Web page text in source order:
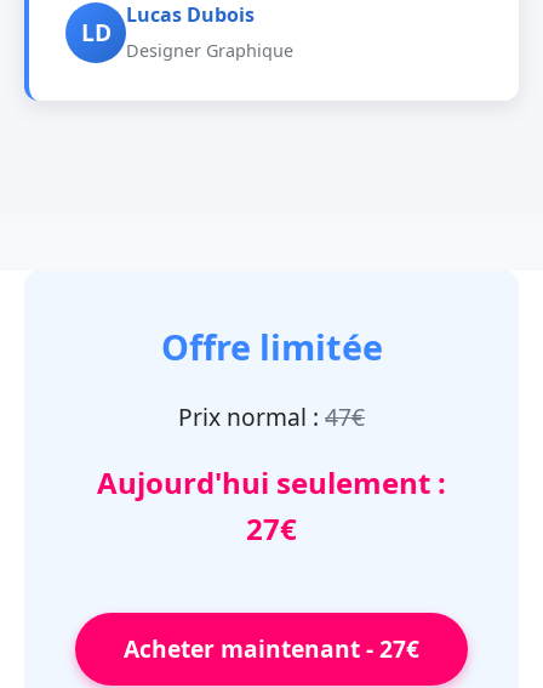
LD
Lucas Dubois
Designer Graphique
Offre limitée
Prix normal : 47€
Aujourd'hui seulement :
27€
Acheter maintenant - 27€